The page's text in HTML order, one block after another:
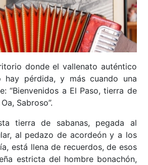
donde el vallenato auténtico
pérdida, y más cuando una
“Bienvenidos a El Paso, tierra de
Sabroso”.
tierra de sabanas, pegada al
al pedazo de acordeón y a los
está llena de recuerdos, de esos
estricta del hombre bonachón,